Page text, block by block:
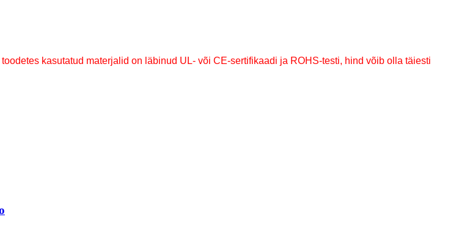
kasutatud materjalid on läbinud UL- või CE-sertifikaadi ja ROHS-testi, hind võib olla täiesti